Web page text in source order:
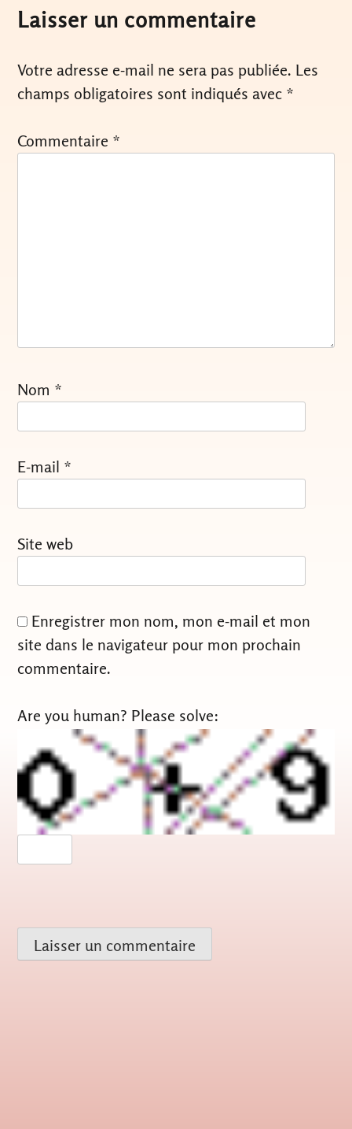
l’article
Laisser un commentaire
Votre adresse e-mail ne sera pas publiée. Les
champs obligatoires sont indiqués avec *
Commentaire *
Nom *
E-mail *
Site web
Enregistrer mon nom, mon e-mail et mon
site dans le navigateur pour mon prochain
commentaire.
Are you human? Please solve: